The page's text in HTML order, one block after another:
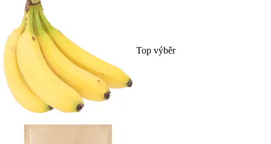
Top výběr